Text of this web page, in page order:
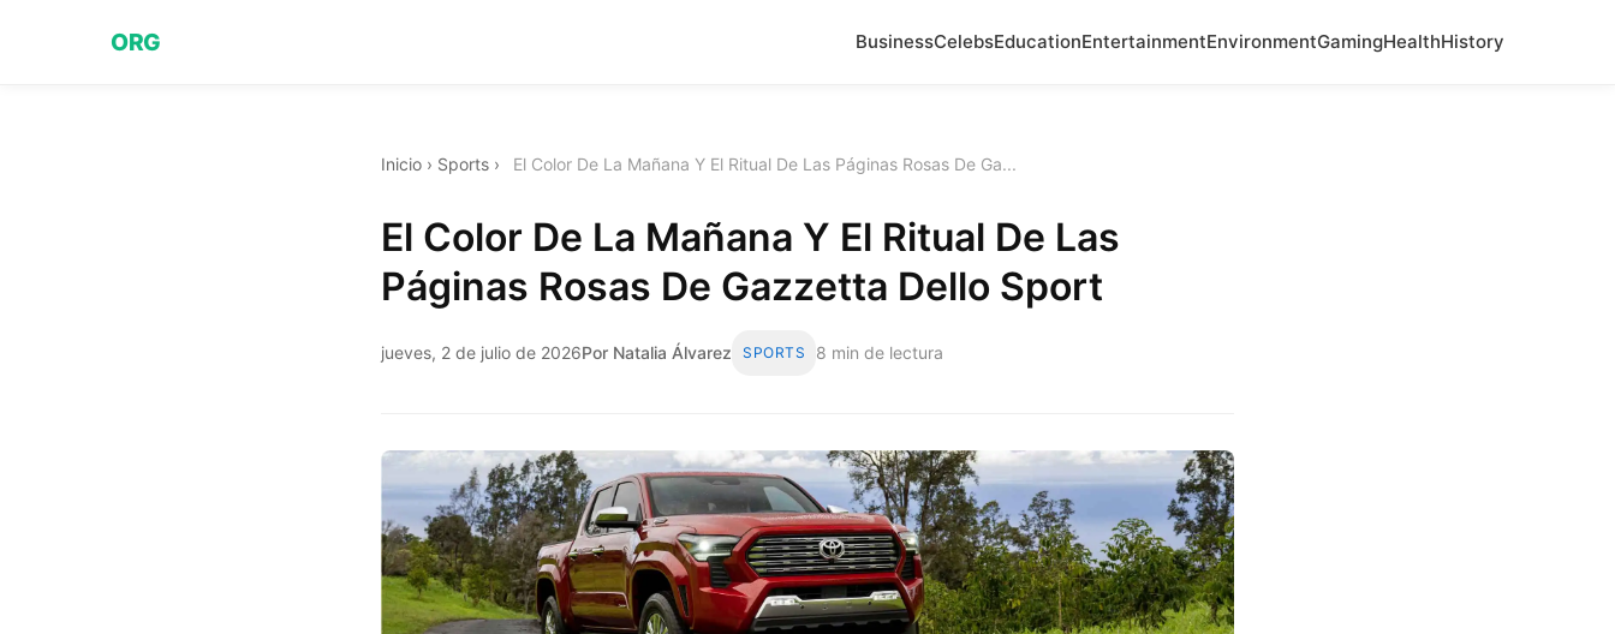
ORG BusinessCelebsEducationEntertainmentEnvironmentGamingHealthHistory
Inicio › Sports › El Color De La Mañana Y El Ritual De Las Páginas Rosas De Ga...
El Color De La Mañana Y El Ritual De Las
Páginas Rosas De Gazzetta Dello Sport
jueves, 2 de julio de 2026Por Natalia Álvarez SPORTS 8 min de lectura